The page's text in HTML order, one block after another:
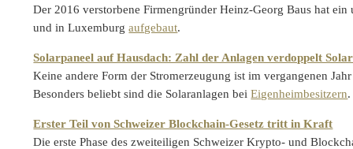
Der 2016 verstorbene Firmengründer Heinz-Georg Baus hat
und in Luxemburgaufgebaut.
Solarpaneel auf Hausdach: Zahl der Anlagen verdoppelt
Keine andere Form der Stromerzeugung ist im vergangenen
Besonders beliebt sind die Solaranlagen beiEigenheimbesitzern.
Erster Teil von Schweizer Blockchain-Gesetz tritt in Kraft
Die erste Phase des zweiteiligen Schweizer Krypto- und